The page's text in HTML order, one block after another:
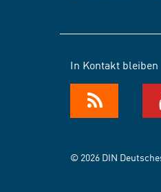
In Kontakt bleiben
© 2026 DIN